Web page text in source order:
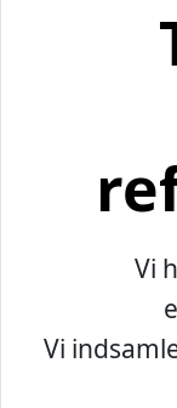
Vi
Vi